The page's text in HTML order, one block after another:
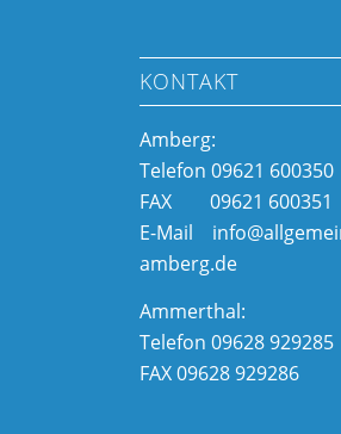
KONTAKT
Amberg:
Telefon 09621 600350
FAX 09621 600351
E-Mail
amberg.de
Ammerthal:
Telefon 09628 929285
FAX 09628 929286